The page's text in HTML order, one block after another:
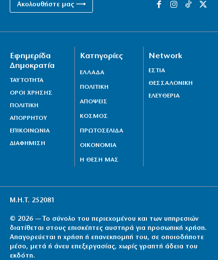
Ακολουθήστε μας ⟶
Εφημερίδα
Δημοκρατία
ΤΑΥΤΟΤΗΤΑ
ΟΡΟΙ ΧΡΗΣΗΣ
ΠΟΛΙΤΙΚΗ
ΑΠΟΡΡΗΤΟΥ
ΕΠΙΚΟΙΝΩΝΙΑ
ΔΙΑΦΗΜΙΣΗ
Κατηγορίες
ΕΛΛΑΔΑ
ΠΟΛΙΤΙΚΗ
ΑΠΟΨΕΙΣ
ΚΟΣΜΟΣ
ΠΡΩΤΟΣΕΛΙΔΑ
ΟΙΚΟΝΟΜΙΑ
Η ΘΕΣΗ ΜΑΣ
Network
ΕΣΤΙΑ
ΘΕΣΣΑΛΟΝΙΚΗ
ΕΛΕΥΘΕΡΙΑ
Μ.Η.Τ. 252081
© 2026 — Το σύνολο του περιεχομένου και των υπηρεσιών
διατίθεται στους επισκέπτες αυστηρά για προσωπική χρήση.
Απαγορεύεται η χρήση ή επανεκπομπή του, σε οποιοδήποτε
μέσο, μετά ή άνευ επεξεργασίας, χωρίς γραπτή άδεια του
εκδότη.